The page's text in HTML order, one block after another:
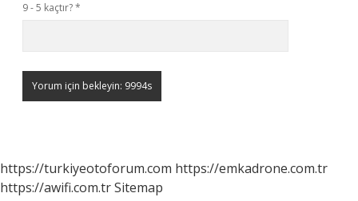
9 - 5 kaçtır?*
https://turkiyeotoforum.com https://emkadrone.com.tr
https://awifi.com.trSitemap